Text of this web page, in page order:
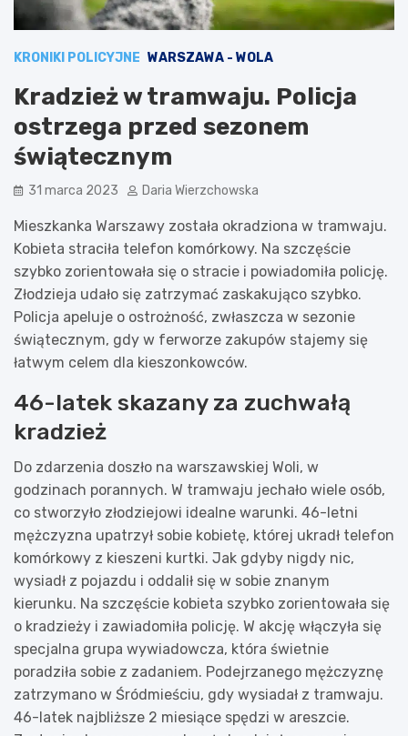
KRONIKI POLICYJNE WARSZAWA - WOLA
Kradzież w tramwaju. Policja
ostrzega przed sezonem
świątecznym
31 marca 2023 Daria Wierzchowska
Mieszkanka Warszawy została okradziona w tramwaju.
Kobieta straciła telefon komórkowy. Na szczęście
szybko zorientowała się o stracie i powiadomiła policję.
Złodzieja udało się zatrzymać zaskakująco szybko.
Policja apeluje o ostrożność, zwłaszcza w sezonie
świątecznym, gdy w ferworze zakupów stajemy się
łatwym celem dla kieszonkowców.
46-latek skazany za zuchwałą
kradzież
Do zdarzenia doszło na warszawskiej Woli, w
godzinach porannych. W tramwaju jechało wiele osób,
co stworzyło złodziejowi idealne warunki. 46-letni
mężczyzna upatrzył sobie kobietę, której ukradł telefon
komórkowy z kieszeni kurtki. Jak gdyby nigdy nic,
wysiadł z pojazdu i oddalił się w sobie znanym
kierunku. Na szczęście kobieta szybko zorientowała się
o kradzieży i zawiadomiła policję. W akcję włączyła się
specjalna grupa wywiadowcza, która świetnie
poradziła sobie z zadaniem. Podejrzanego mężczyznę
zatrzymano w Śródmieściu, gdy wysiadał z tramwaju.
46-latek najbliższe 2 miesiące spędzi w areszcie.